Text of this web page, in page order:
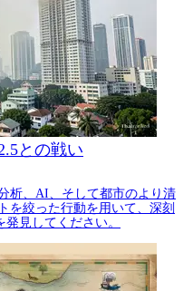
との戦い
析、AI、そして都市のより清
を絞った行動を用いて、深刻
見してください。